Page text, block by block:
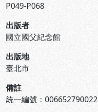
P049-P068
出版者
國立國父紀念館
出版地
臺北市
備註
統一編號：006652790022